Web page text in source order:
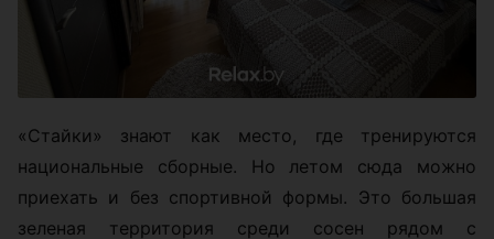
«Стайки» знают как место, где тренируются
национальные сборные. Но летом сюда можно
приехать и без спортивной формы. Это большая
зеленая территория среди сосен рядом с